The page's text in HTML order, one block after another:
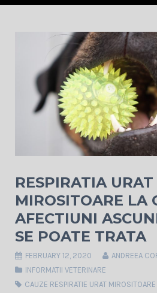
RESPIRATIA URAT
MIROSITOARE LA
AFECTIUNI
SE POATE TRATA
FEBRUARY 12, 2020
ANDREEA
INFORMATII VETERINARE
CAUZE RESPIRATIE URAT